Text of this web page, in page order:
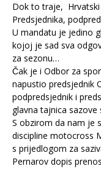
Dok to traje,
Predsjednika,
U mandatu je jedino
kojoj je sad sva
za sezonu…
Čak je i Odbor za
napustio predsjednik
podpredsjednik i
glavna tajnica
S obzirom da nam je
discipline motocross
s prijedlogom za
Pernarov dopis